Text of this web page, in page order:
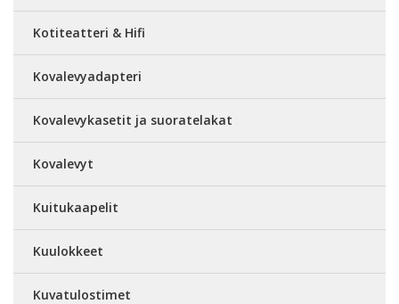
Kotiteatteri & Hifi
Kovalevyadapteri
Kovalevykasetit ja suoratelakat
Kovalevyt
Kuitukaapelit
Kuulokkeet
Kuvatulostimet